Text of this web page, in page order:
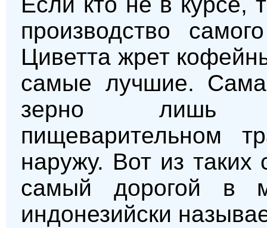
производство
Циветта жрет
самые лучшие. Сама
зерно лишь
пищеварительном
наружу. Вот из
самый дорогой в
индонезийски